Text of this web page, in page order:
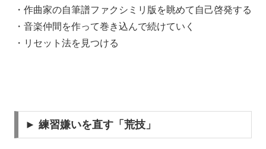
・作曲家の自筆譜ファクシミリ版を眺めて自己啓発する
・音楽仲間を作って巻き込んで続けていく
・リセット法を見つける
► 練習嫌いを直す「荒技」